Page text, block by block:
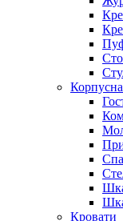
Кровати